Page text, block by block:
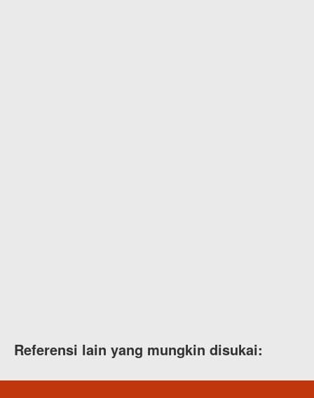
Referensi lain yang mungkin disukai: